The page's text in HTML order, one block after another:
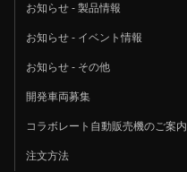
お知らせ - 製品情報
お知らせ - イベント情報
お知らせ - その他
開発車両募集
コラボレート自動販売機のご案内
注文方法